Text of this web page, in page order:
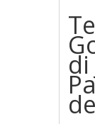
di